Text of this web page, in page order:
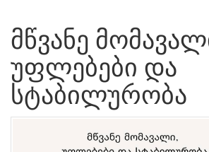
მწვანე
უფლებები და
სტაბილურობა